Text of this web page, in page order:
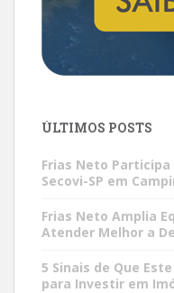
ÚLTIMOS POSTS
Frias Neto Participa
Secovi-SP em
Frias Neto Amplia
Atender Melhor a
5 Sinais de Que
para Investir em